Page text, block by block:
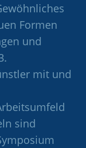
Formen
und
mit und
sind